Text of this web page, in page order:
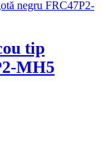
tip
MH5